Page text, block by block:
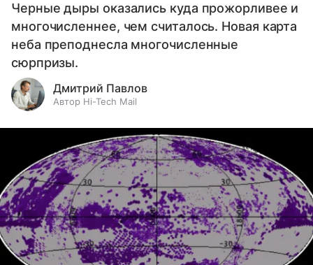
Черные дыры оказались куда прожорливее и
многочисленнее, чем считалось. Новая карта
неба преподнесла многочисленные
сюрпризы.
Дмитрий Павлов
Автор Hi-Tech Mail